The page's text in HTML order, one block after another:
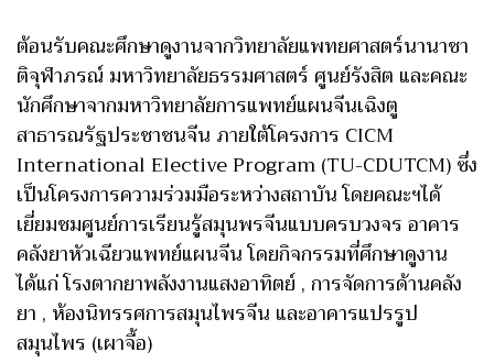
ต้อนรับคณะศึกษาดูงานจากวิทยาลัยแพทยศาสตร์นานาชา
ติจุฬาภรณ์ มหาวิทยาลัยธรรมศาสตร์ ศูนย์รังสิต และคณะ
นักศึกษาจากมหาวิทยาลัยการแพทย์แผนจีนเฉิงตู
สาธารณรัฐประชาชนจีน ภายใต้โครงการ CICM
International Elective Program (TU-CDUTCM) ซึ่ง
เป็นโครงการความร่วมมือระหว่างสถาบัน โดยคณะฯได้
เยี่ยมชมศูนย์การเรียนรู้สมุนพรจีนแบบครบวงจร อาคาร
คลังยาหัวเฉียวแพทย์แผนจีน โดยกิจกรรมที่ศึกษาดูงาน
ได้แก่ โรงตากยาพลังงานแสงอาทิตย์ , การจัดการด้านคลัง
ยา , ห้องนิทรรศการสมุนไพรจีน และอาคารแปรรูป
สมุนไพร (เผาจื้อ)